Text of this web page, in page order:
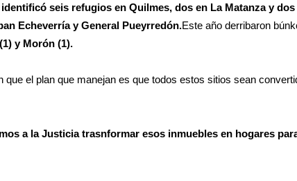
seis refugios en Quilmes, dos en La Matanza y
Echeverría y General Pueyrredón.Este año derribaron
y Morón (1).
el plan que manejan es que todos estos sitios sean
a la Justicia trasnformar esos inmuebles en hogares